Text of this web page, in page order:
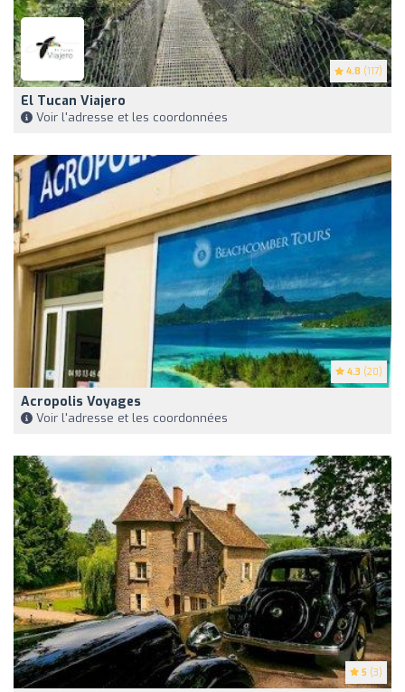
4.8 (117)
El Tucan Viajero
Voir l'adresse et les coordonnées
4.3 (20)
Acropolis Voyages
Voir l'adresse et les coordonnées
5 (3)